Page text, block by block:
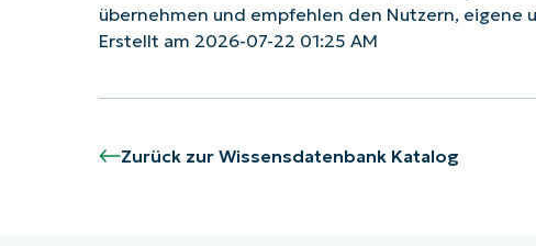
übernehmen und empfehlen den Nutzern, eigene
Erstellt am 2026-07-22 01:25 AM
Zurück zur Wissensdatenbank Katalog